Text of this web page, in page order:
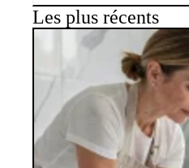
Les plus récents